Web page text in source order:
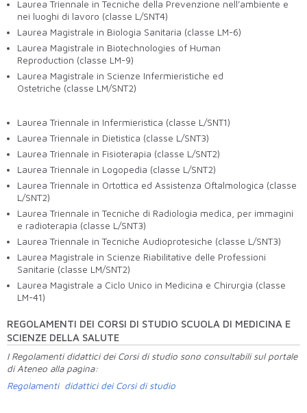
Laurea Triennale in Tecniche della Prevenzione nell’ambiente e
nei luoghi di lavoro (classe L/SNT4)
Laurea Magistrale in Biologia Sanitaria (classe LM-6)
Laurea Magistrale in Biotechnologies of Human
Reproduction (classe LM-9)
Laurea Magistrale in Scienze Infermieristiche ed
Ostetriche (classe LM/SNT2)
Laurea Triennale in Infermieristica (classe L/SNT1)
Laurea Triennale in Dietistica (classe L/SNT3)
Laurea Triennale in Fisioterapia (classe L/SNT2)
Laurea Triennale in Logopedia (classe L/SNT2)
Laurea Triennale in Ortottica ed Assistenza Oftalmologica (classe
L/SNT2)
Laurea Triennale in Tecniche di Radiologia medica, per immagini
e radioterapia (classe L/SNT3)
Laurea Triennale in Tecniche Audioprotesiche (classe L/SNT3)
Laurea Magistrale in Scienze Riabilitative delle Professioni
Sanitarie (classe LM/SNT2)
Laurea Magistrale a Ciclo Unico in Medicina e Chirurgia (classe
LM-41)
REGOLAMENTI DEI CORSI DI STUDIO SCUOLA DI MEDICINA E
SCIENZE DELLA SALUTE
I Regolamenti didattici dei Corsi di studio sono consultabili sul portale
di Ateneo alla pagina:
Regolamenti didattici dei Corsi di studio